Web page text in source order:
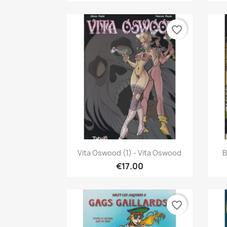
Quick view
Vita Oswood (1) - Vita Oswood
€17.00
favorite_border
favorite_border